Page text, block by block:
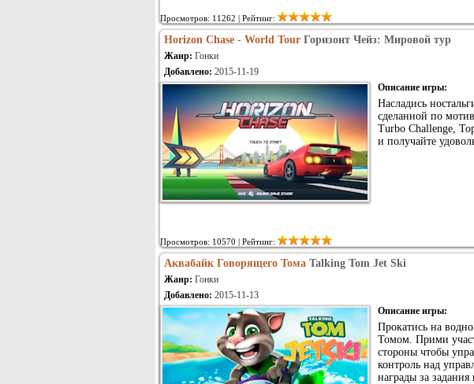
Просмотров: 11262 | Рейтинг:
Horizon Chase - World Tour Горизонт Чейз: Мировой тур
Жанр: Гонки
Добавлено: 2015-11-19
Описание игры:
Насладись
сделанной по
Turbo Challenge,
и получайте
Просмотров: 10570 | Рейтинг:
Аквабайк Говорящего Тома Talking Tom Jet Ski
Жанр: Гонки
Добавлено: 2015-11-13
Описание игры:
Прокатись на
Томом. Прими
стороны чтобы
контроль над
награды за